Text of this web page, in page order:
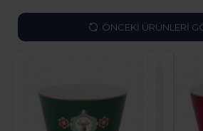
ÖNCEKI ÜRÜNLERI